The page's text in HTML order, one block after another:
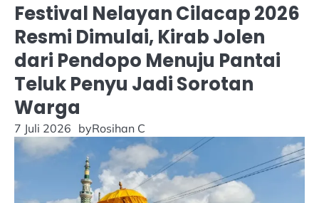
Festival Nelayan Cilacap 2026
Resmi Dimulai, Kirab Jolen
dari Pendopo Menuju Pantai
Teluk Penyu Jadi Sorotan
Warga
7 Juli 2026 byRosihan C